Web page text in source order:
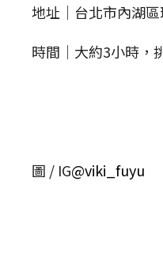
地址｜台北市內湖
時間｜大約3小時，
圖 / IG@viki_fuyu